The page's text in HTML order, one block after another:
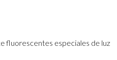
fluorescentes especiales de luz